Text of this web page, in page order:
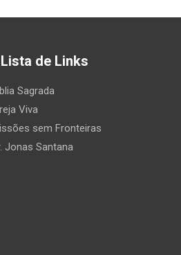
Lista de Links
Sagrada
Viva
sem Fronteiras
Jonas Santana